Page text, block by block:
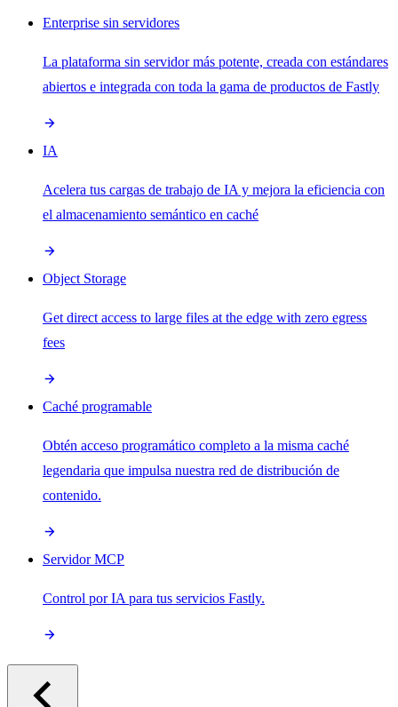
Enterprise sin servidores
La plataforma sin servidor más potente, creada con estándares
abiertos e integrada con toda la gama de productos de Fastly
IA
Acelera tus cargas de trabajo de IA y mejora la eficiencia con
el almacenamiento semántico en caché
Object Storage
Get direct access to large files at the edge with zero egress
fees
Caché programable
Obtén acceso programático completo a la misma caché
legendaria que impulsa nuestra red de distribución de
contenido.
Servidor MCP
Control por IA para tus servicios Fastly.